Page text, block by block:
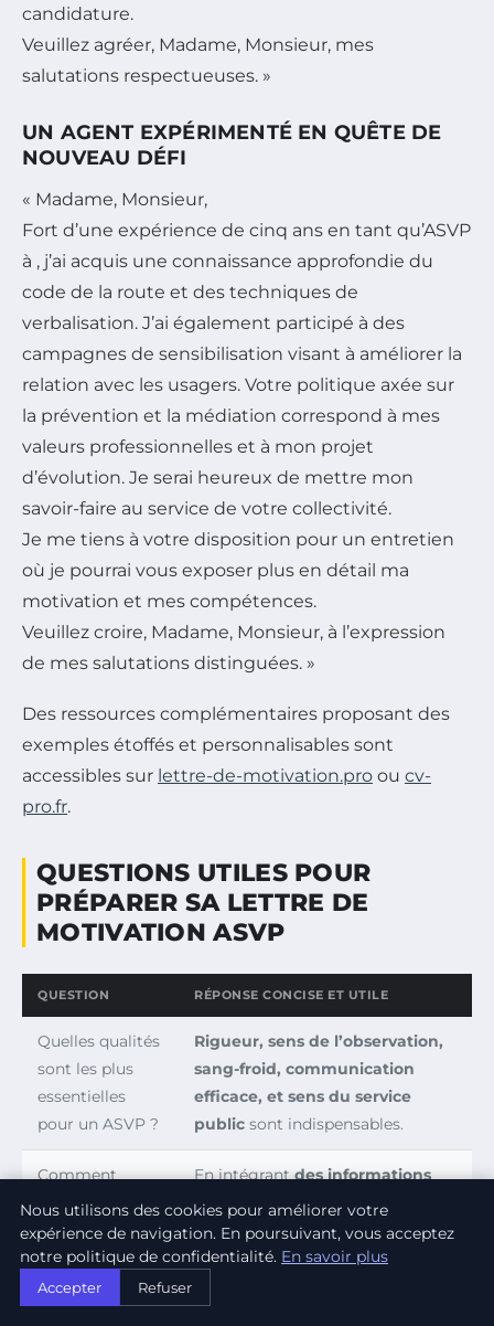
candidature.
Veuillez agréer, Madame, Monsieur, mes
salutations respectueuses. »
UN AGENT EXPÉRIMENTÉ EN QUÊTE DE
NOUVEAU DÉFI
« Madame, Monsieur,
Fort d’une expérience de cinq ans en tant qu’ASVP
à , j’ai acquis une connaissance approfondie du
code de la route et des techniques de
verbalisation. J’ai également participé à des
campagnes de sensibilisation visant à améliorer la
relation avec les usagers. Votre politique axée sur
la prévention et la médiation correspond à mes
valeurs professionnelles et à mon projet
d’évolution. Je serai heureux de mettre mon
savoir-faire au service de votre collectivité.
Je me tiens à votre disposition pour un entretien
où je pourrai vous exposer plus en détail ma
motivation et mes compétences.
Veuillez croire, Madame, Monsieur, à l’expression
de mes salutations distinguées. »
Des ressources complémentaires proposant des
exemples étoffés et personnalisables sont
accessibles sur lettre-de-motivation.pro ou cv-
pro.fr.
QUESTIONS UTILES POUR
PRÉPARER SA LETTRE DE
MOTIVATION ASVP
QUESTION RÉPONSE CONCISE ET UTILE
Quelles qualités
sont les plus
essentielles
pour un ASVP ?
Rigueur, sens de l’observation,
sang-froid, communication
efficace, et sens du service
public sont indispensables.
Comment
personnaliser
efficacement
une lettre de
motivation
ASVP ?
En intégrantdes informations
précises sur la collectivité ou
l’entreprise, adaptant le ton, et
mentionnant leurs projets et
Nous utilisons des cookies pour améliorer votre
expérience de navigation. En poursuivant, vous acceptez
notre politique de confidentialité. En savoir plus
Accepter Refuser